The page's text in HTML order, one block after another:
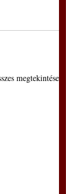
megtekintése